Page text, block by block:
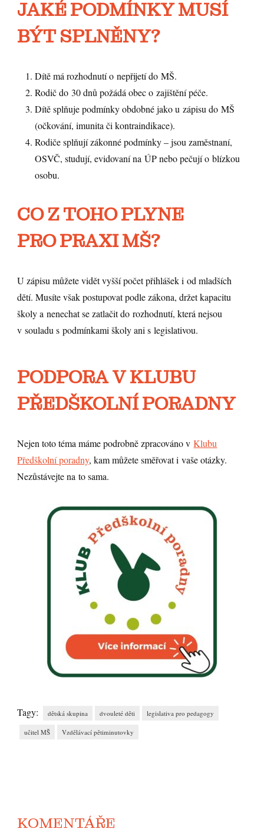
JAKÉ PODMÍNKY MUSÍ
BÝT SPLNĚNY?
Dítě má rozhodnutí o nepřijetí do MŠ.
Rodič do 30 dnů požádá obec o zajištění péče.
Dítě splňuje podmínky obdobné jako u zápisu do MŠ
(očkování, imunita či kontraindikace).
Rodiče splňují zákonné podmínky – jsou zaměstnaní,
OSVČ, studují, evidovaní na ÚP nebo pečují o blízkou
osobu.
CO Z TOHO PLYNE
PRO PRAXI MŠ?
U zápisu můžete vidět vyšší počet přihlášek i od mladších
dětí. Musíte však postupovat podle zákona, držet kapacitu
školy a nenechat se zatlačit do rozhodnutí, která nejsou
v souladu s podmínkami školy ani s legislativou.
PODPORA V KLUBU
PŘEDŠKOLNÍ PORADNY
Nejen toto téma máme podrobně zpracováno vKlubu
Předškolní poradny, kam můžete směřovat i vaše otázky.
Nezůstávejte na to sama.
Tagy: dětská skupina dvouleté děti legislativa pro pedagogy
učitel MŠ Vzdělávací pětiminutovky
KOMENTÁŘE